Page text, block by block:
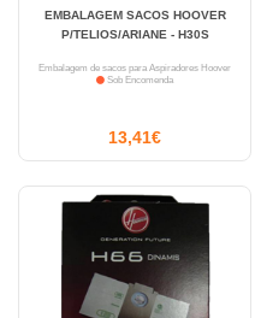
EMBALAGEM SACOS HOOVER
P/TELIOS/ARIANE - H30S
Embalagem de sacos para Aspiradores Hoover
Sob Encomenda
13,41€